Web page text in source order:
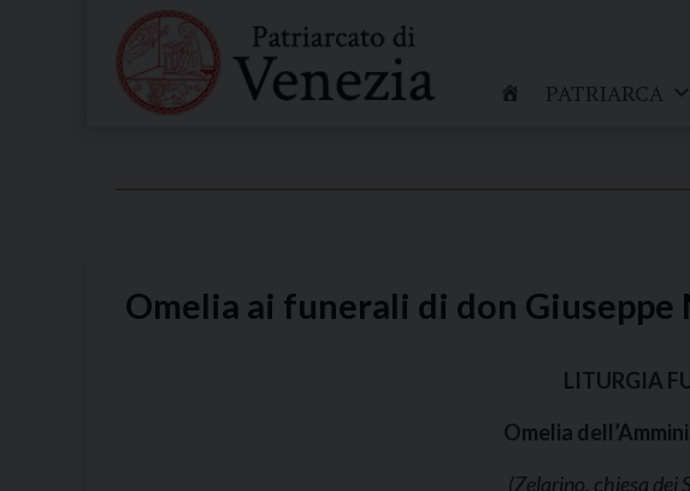
PATRIARCA
Omelia ai funerali di don
LITURGIA
Omelia
(Zelarino, chiesa dei